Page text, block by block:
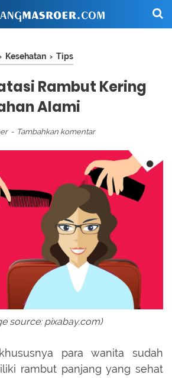
Kesehatan › Tips
Rambut Kering
Alami
Tambahkan komentar
source: pixabay.com)
para wanita sudah
rambut panjang yang sehat